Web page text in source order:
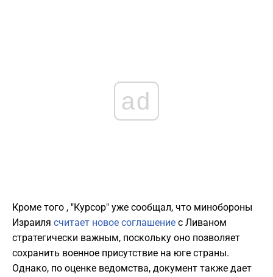
ad
Кроме того , "Курсор" уже сообщал, что минобороны
Израиля считает новое соглашение с Ливаном
стратегически важным, поскольку оно позволяет
сохранить военное присутствие на юге страны.
Однако, по оценке ведомства, документ также дает